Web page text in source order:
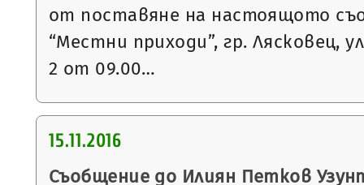
от поставяне на настоящото
“Местни приходи”, гр. Лясковец,
2 от 09.00…
15.11.2016
Съобщение до Илиян Петков